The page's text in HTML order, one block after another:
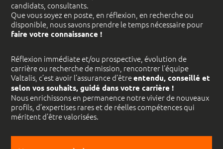
candidats, consultants.
Que vous soyez en poste, en réflexion, en recherche ou
disponible, nous savons prendre le temps nécessaire pour
faire votre connaissance !
Réflexion immédiate et/ou prospective, évolution de
carrière ou recherche de mission, rencontrer l’équipe
Valtalis, c’est avoir l’assurance d’êtreentendu, conseillé et
selon vos souhaits, guidé dans votre carrière !
Nous enrichissons en permanence notre vivier de nouveaux
profils, d’expertises rares et de réelles compétences qui
méritent d’être valorisées.